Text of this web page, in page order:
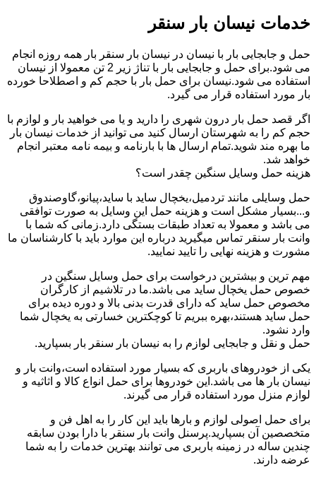
خدمات نیسان بار سنقر
حمل و جابجایی بار با نیسان در نیسان بار سنقر بار همه روزه انجام
می شود.برای حمل و جابجایی بار با تناژ زیر 2 تن معمولا از نیسان
استفاده می شود.نیسان برای حمل بار با حجم کم و اصطلاحا خورده
بار مورد استفاده قرار می گیرد.
اگر قصد حمل بار درون شهری را دارید و یا می خواهید بار و لوازم با
حجم کم را به شهرستان ارسال کنید می توانید از خدمات نیسان بار
ما بهره مند شوید.تمام ارسال ها با بارنامه و بیمه نامه معتبر انجام
خواهد شد.
هزینه حمل وسایل سنگین چقدر است؟
حمل وسایلی مانند تردمیل،یخچال ساید با ساید،پیانو،گاوصندوق
و...بسیار مشکل است و هزینه حمل این وسایل به صورت توافقی
می باشد و معمولا به تعداد طبقات بستگی دارد.زمانی که شما با
وانت بار سنقر تماس میگیرید درباره این موارد باید با کارشناسان ما
مشورت و هزینه نهایی را تایید نمایید.
مهم ترین و بیشترین درخواست برای حمل وسایل سنگین در
خصوص حمل یخچال ساید می باشد.ما در تلاشیم از کارگران
مخصوص حمل ساید که دارای قدرت بدنی بالا و دوره دیده برای
حمل ساید هستند،بهره ببریم تا کوچکترین خسارتی به یخچال شما
وارد نشود.
حمل و نقل و جابجایی لوازم را به نیسان بار سنقر بار بسپارید.
یکی از خودروهای باربری که بسیار مورد استفاده است،وانت بار و
نیسان بار ها می باشد.این خودروها برای حمل انواع کالا و اثاثیه و
لوازم منزل مورد استفاده قرار می گیرند.
برای حمل اصولی لوازم و بارها باید این کار را به اهل فن و
متخصصین آن بسپارید.پرسنل وانت بار سنقر با دارا بودن سابقه
چندین ساله در زمینه باربری می توانند بهترین خدمات را به شما
عرضه دارند.